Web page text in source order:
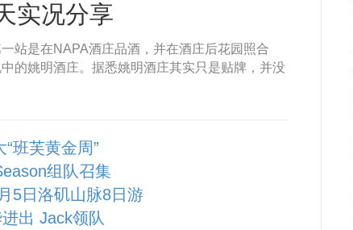
实况分享
站是在NAPA酒庄品酒，并在酒庄后花园照合
的姚明酒庄。据悉姚明酒庄其实只是贴牌，并没
“班芙黄金周”
组队召集
5日洛矶山脉8日游
出 Jack领队